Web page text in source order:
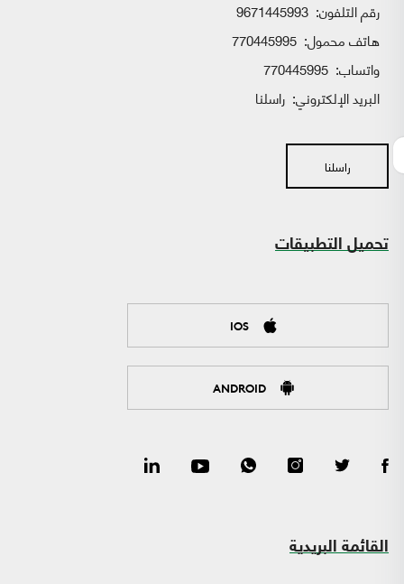
رقم التلفون: 9671445993
هاتف محمول: 770445995
واتساب:
البريد الإلكتروني: راسلنا
راسلنا
تحميل التطبيقات
IOS
ANDROID
القائمة البريدية